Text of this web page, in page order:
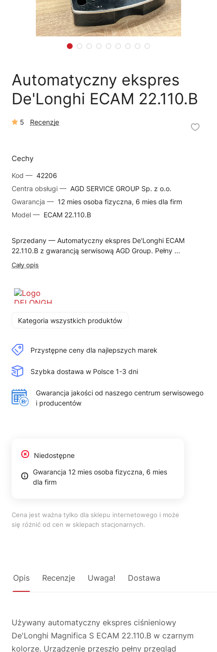
Automatyczny ekspres
De'Longhi ECAM 22.110.B
5 Recenzje
Cechy
Kod — 42206
Centra obsługi — AGD SERVICE GROUP Sp. z o.o.
Gwarancja — 12 mies osoba fizyczna, 6 mies dla firm
Model — ECAM 22.110.B
Sprzedany — Automatyczny ekspres De'Longhi ECAM
22.110.B z gwarancją serwisową AGD Group. Pełny ...
Cały opis
Kategoria wszystkich produktów
Przystępne ceny dla najlepszych marek
Szybka dostawa w Polsce 1-3 dni
Gwarancja jakości od naszego centrum serwisowego
i producentów
Niedostępne
Gwarancja 12 mies osoba fizyczna, 6 mies
dla firm
Cena jest ważna tylko dla sklepu internetowego i może
się różnić od cen w sklepach stacjonarnych.
Opis Recenzje Uwaga! Dostawa
Używany automatyczny ekspres ciśnieniowy
De'Longhi Magnifica S ECAM 22.110.B w czarnym
kolorze. Urządzenie przeszło pełny przegląd
🛒Jak kupić w sklepie? 🧴Odkamienianie
🗹Reklamacja naprawy 📦Reklamacja towaru